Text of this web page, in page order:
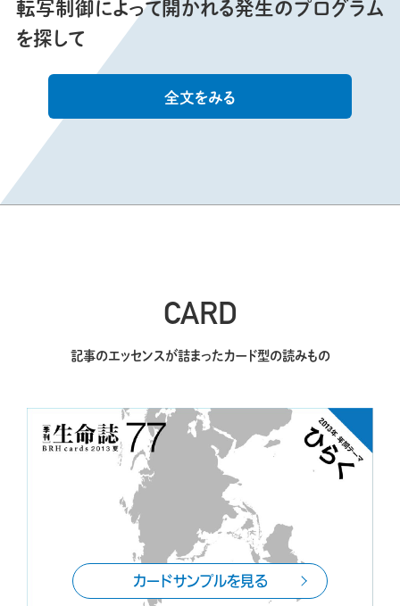
転写制御によって開かれる発生のプログラム
を探して
全文をみる
CARD
記事のエッセンスが詰まったカード型の読みもの
カードサンプルを見る